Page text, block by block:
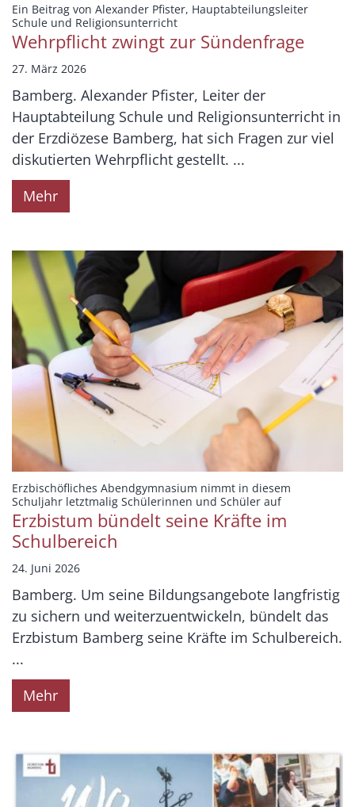
Ein Beitrag von Alexander Pfister, Hauptabteilungsleiter
Schule und Religionsunterricht:
Wehrpflicht zwingt zur Sündenfrage
27. März 2026
Bamberg. Alexander Pfister, Leiter der
Hauptabteilung Schule und Religionsunterricht in
der Erzdiözese Bamberg, hat sich Fragen zur viel
diskutierten Wehrpflicht gestellt. ...
Mehr
Erzbischöfliches Abendgymnasium nimmt in diesem
Schuljahr letztmalig Schülerinnen und Schüler auf:
Erzbistum bündelt seine Kräfte im
Schulbereich
24. Juni 2026
Bamberg. Um seine Bildungsangebote langfristig
zu sichern und weiterzuentwickeln, bündelt das
Erzbistum Bamberg seine Kräfte im Schulbereich.
...
Mehr